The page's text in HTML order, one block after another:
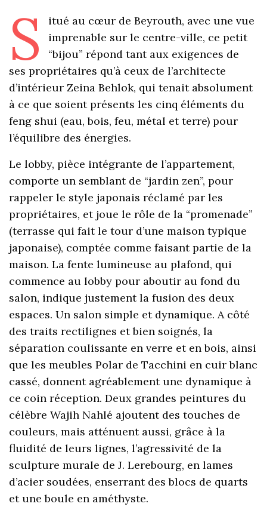
S
itué au cœur de Beyrouth, avec une vue
imprenable sur le centre-ville, ce petit
“bijou” répond tant aux exigences de
ses propriétaires qu’à ceux de l’architecte
d’intérieur Zeina Behlok, qui tenait absolument
à ce que soient présents les cinq éléments du
feng shui (eau, bois, feu, métal et terre) pour
l’équilibre des énergies.
Le lobby, pièce intégrante de l’appartement,
comporte un semblant de “jardin zen”, pour
rappeler le style japonais réclamé par les
propriétaires, et joue le rôle de la “promenade”
(terrasse qui fait le tour d’une maison typique
japonaise), comptée comme faisant partie de la
maison. La fente lumineuse au plafond, qui
commence au lobby pour aboutir au fond du
salon, indique justement la fusion des deux
espaces. Un salon simple et dynamique. A côté
des traits rectilignes et bien soignés, la
séparation coulissante en verre et en bois, ainsi
que les meubles Polar de Tacchini en cuir blanc
cassé, donnent agréablement une dynamique à
ce coin réception. Deux grandes peintures du
célèbre Wajih Nahlé ajoutent des touches de
couleurs, mais atténuent aussi, grâce à la
fluidité de leurs lignes, l’agressivité de la
sculpture murale de J. Lerebourg, en lames
d’acier soudées, enserrant des blocs de quarts
et une boule en améthyste.